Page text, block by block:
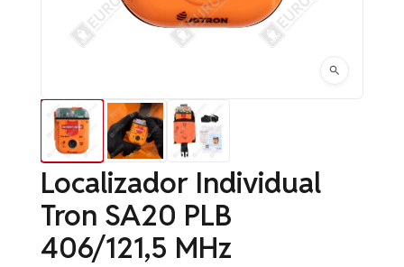
Localizador Individual
Tron SA20 PLB
406/121,5 MHz